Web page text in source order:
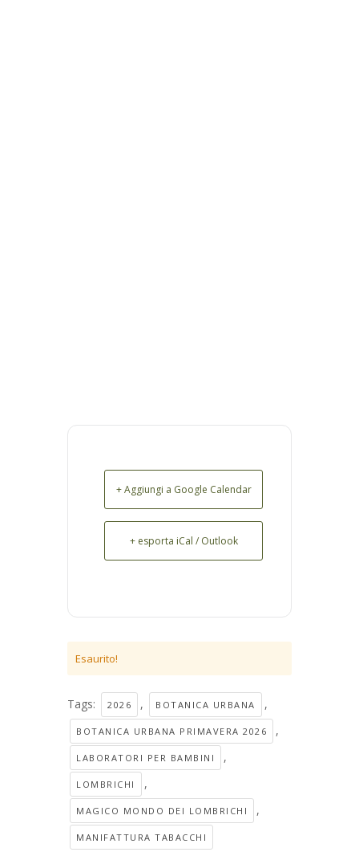
+ Aggiungi a Google Calendar
+ esporta iCal / Outlook
Esaurito!
Tags: 2026 , BOTANICA URBANA ,
BOTANICA URBANA PRIMAVERA 2026 ,
LABORATORI PER BAMBINI ,
LOMBRICHI ,
MAGICO MONDO DEI LOMBRICHI ,
MANIFATTURA TABACCHI